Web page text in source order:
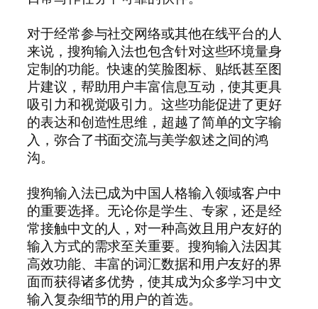
对于经常参与社交网络或其他在线平台的人
来说，搜狗输入法也包含针对这些环境量身
定制的功能。快速的笑脸图标、贴纸甚至图
片建议，帮助用户丰富信息互动，使其更具
吸引力和视觉吸引力。这些功能促进了更好
的表达和创造性思维，超越了简单的文字输
入，弥合了书面交流与美学叙述之间的鸿
沟。
搜狗输入法已成为中国人格输入领域客户中
的重要选择。无论你是学生、专家，还是经
常接触中文的人，对一种高效且用户友好的
输入方式的需求至关重要。搜狗输入法因其
高效功能、丰富的词汇数据和用户友好的界
面而获得诸多优势，使其成为众多学习中文
输入复杂细节的用户的首选。